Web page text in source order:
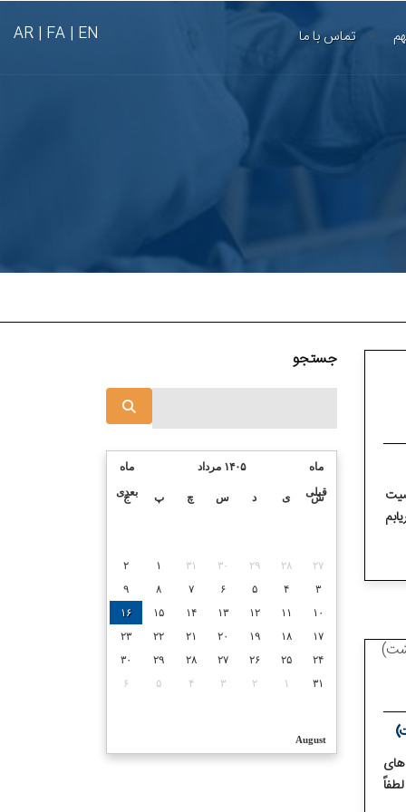
EN |
FA |
AR تماس با ما
های
جستجو
ماه
بعدی
۱۴۰۵ مرداد
ماه
قبلی
ش ی د س چ پ ج
۲۷ ۲۸ ۲۹ ۳۰ ۳۱ ۱
۲
۳
۴ ۵ ۶ ۷ ۸
۹
۱۰
۱۱ ۱۲ ۱۳ ۱۴ ۱۵
۱۶
۱۷
۱۸ ۱۹ ۲۰ ۲۱ ۲۲
۲۳
۲۴
۲۵ ۲۶ ۲۷ ۲۸ ۲۹
۳۰
۳۱
۱ ۲ ۳ ۴ ۵ ۶
August